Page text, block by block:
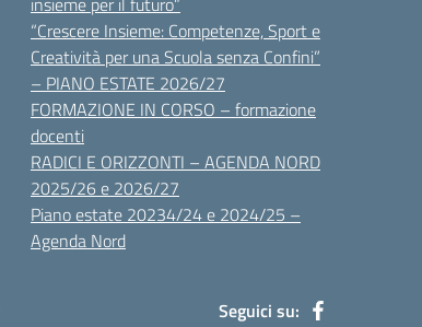
“Crescere Insieme: Competenze, Sport e
Creatività per una Scuola senza Confini”
– PIANO ESTATE 2026/27
FORMAZIONE IN CORSO – formazione
docenti
RADICI E ORIZZONTI – AGENDA NORD
2025/26 e 2026/27
Piano estate 20234/24 e 2024/25 –
Agenda Nord
Seguici su: